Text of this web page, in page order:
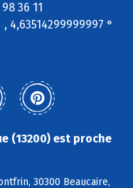
36 11
, 4,63514299999997 °
(13200) est proche
30300 Beaucaire,